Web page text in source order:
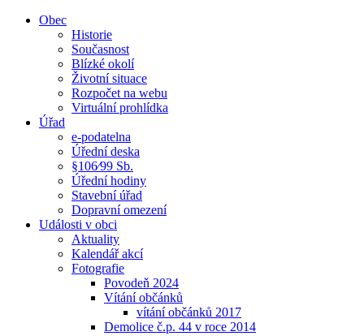
Obec
Historie
Současnost
Blízké okolí
Životní situace
Rozpočet na webu
Virtuální prohlídka
Úřad
e-podatelna
Úřední deska
§106⁄99 Sb.
Úřední hodiny
Stavební úřad
Dopravní omezení
Události v obci
Aktuality
Kalendář akcí
Fotografie
Povodeň 2024
Vítání občánků
vítání občánků 2017
Demolice č.p. 44 v roce 2014